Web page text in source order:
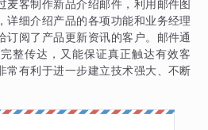
麦客制作新品介绍邮件，利用邮件图
详细介绍产品的各项功能和业务经理
订阅了产品更新资讯的客户。邮件通
整传达，又能保证真正触达有效客
常有利于进一步建立技术强大、不断